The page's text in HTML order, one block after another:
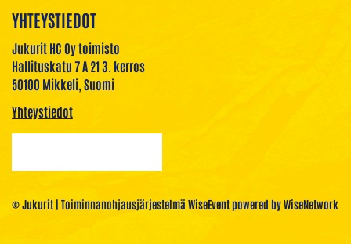
YHTEYSTIEDOT
Jukurit HC Oy toimisto
Hallituskatu 7 A 21 3. kerros
50100 Mikkeli, Suomi
Yhteystiedot
© Jukurit | Toiminnanohjausjärjestelmä WiseEventpowered byWiseNetwork